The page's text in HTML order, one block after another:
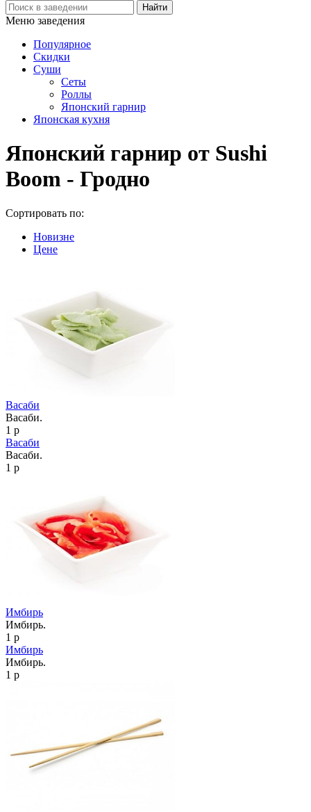
Меню заведения
Популярное
Скидки
Суши
Сеты
Роллы
Японский гарнир
Японская кухня
Японский гарнир от Sushi
Boom - Гродно
Сортировать по:
Новизне
Цене
Васаби
Васаби.
1 р
Васаби
Васаби.
1 р
Имбирь
Имбирь.
1 р
Имбирь
Имбирь.
1 р